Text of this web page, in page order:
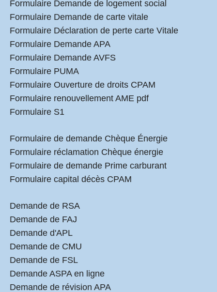
Formulaire Demande de logement social
Formulaire Demande de carte vitale
Formulaire Déclaration de perte carte Vitale
Formulaire Demande APA
Formulaire Demande AVFS
Formulaire PUMA
Formulaire Ouverture de droits CPAM
Formulaire renouvellement AME pdf
Formulaire S1
Formulaire de demande Chèque Énergie
Formulaire réclamation Chèque énergie
Formulaire de demande Prime carburant
Formulaire capital décès CPAM
Demande de RSA
Demande de FAJ
Demande d'APL
Demande de CMU
Demande de FSL
Demande ASPA en ligne
Demande de révision APA